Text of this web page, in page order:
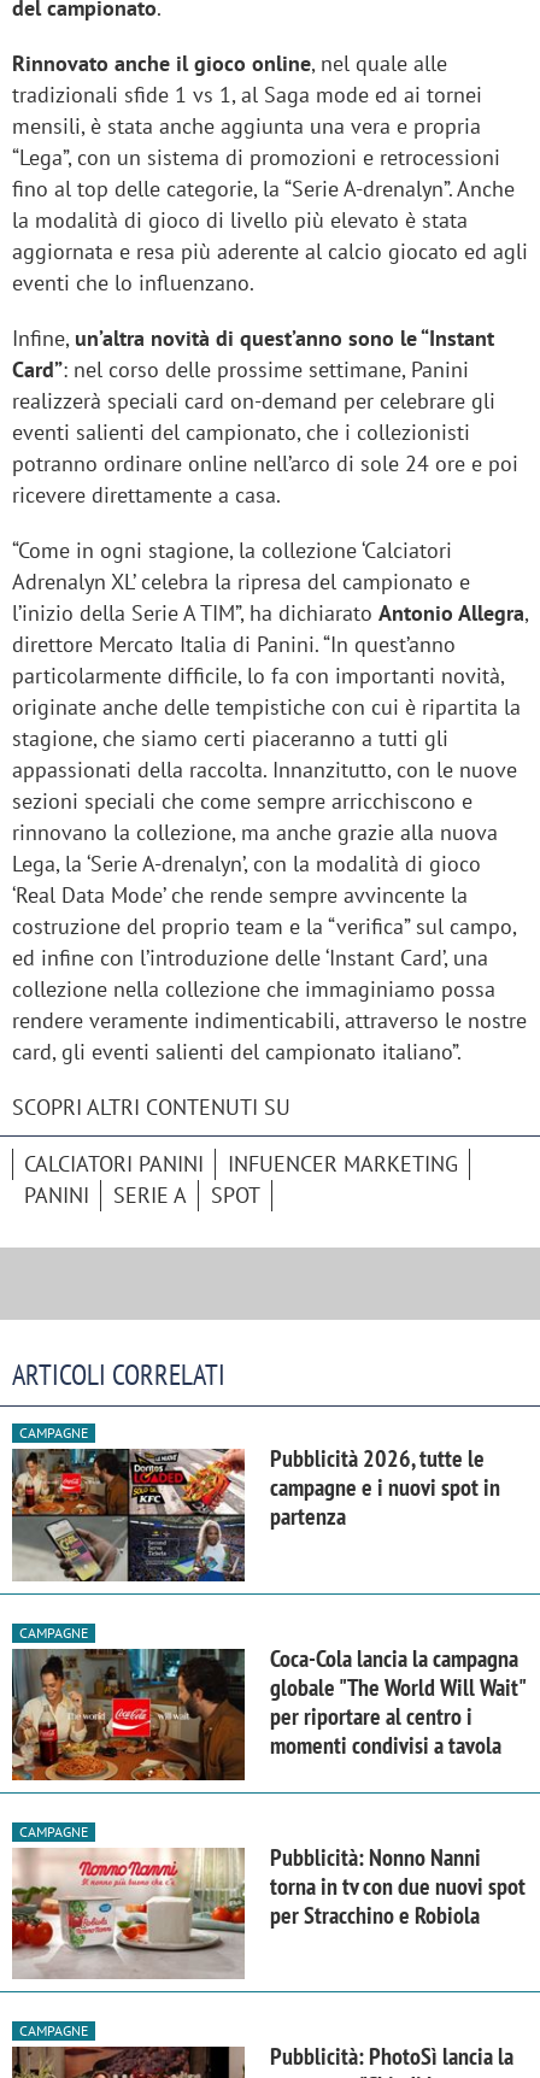
del campionato.
Rinnovato anche il gioco online, nel quale alle
tradizionali sfide 1 vs 1, al Saga mode ed ai tornei
mensili, è stata anche aggiunta una vera e propria
“Lega”, con un sistema di promozioni e retrocessioni
fino al top delle categorie, la “Serie A-drenalyn”. Anche
la modalità di gioco di livello più elevato è stata
aggiornata e resa più aderente al calcio giocato ed agli
eventi che lo influenzano.
Infine, un’altra novità di quest’anno sono le “Instant
Card”: nel corso delle prossime settimane, Panini
realizzerà speciali card on-demand per celebrare gli
eventi salienti del campionato, che i collezionisti
potranno ordinare online nell’arco di sole 24 ore e poi
ricevere direttamente a casa.
“Come in ogni stagione, la collezione ‘Calciatori
Adrenalyn XL’ celebra la ripresa del campionato e
l’inizio della Serie A TIM”, ha dichiarato Antonio Allegra,
direttore Mercato Italia di Panini. “In quest’anno
particolarmente difficile, lo fa con importanti novità,
originate anche delle tempistiche con cui è ripartita la
stagione, che siamo certi piaceranno a tutti gli
appassionati della raccolta. Innanzitutto, con le nuove
sezioni speciali che come sempre arricchiscono e
rinnovano la collezione, ma anche grazie alla nuova
Lega, la ‘Serie A-drenalyn’, con la modalità di gioco
‘Real Data Mode’ che rende sempre avvincente la
costruzione del proprio team e la “verifica” sul campo,
ed infine con l’introduzione delle ‘Instant Card’, una
collezione nella collezione che immaginiamo possa
rendere veramente indimenticabili, attraverso le nostre
card, gli eventi salienti del campionato italiano”.
SCOPRI ALTRI CONTENUTI SU
CALCIATORI PANINI
INFUENCER MARKETING
PANINI
SERIE A SPOT
ARTICOLI CORRELATI
CAMPAGNE
Pubblicità 2026, tutte le
campagne e i nuovi spot in
partenza
CAMPAGNE
Coca-Cola lancia la campagna
globale "The World Will Wait"
per riportare al centro i
momenti condivisi a tavola
CAMPAGNE
Pubblicità: Nonno Nanni
torna in tv con due nuovi spot
per Stracchino e Robiola
CAMPAGNE
Pubblicità: PhotoSì lancia la